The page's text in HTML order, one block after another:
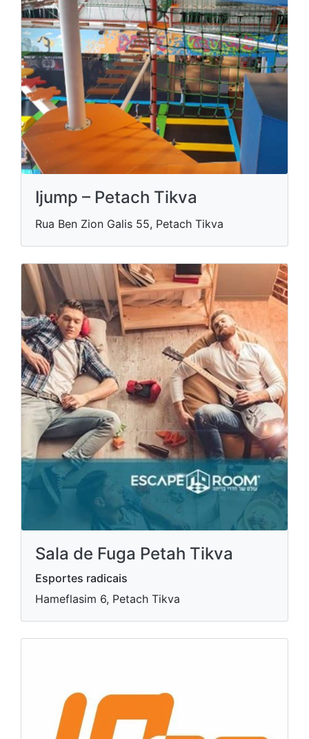
Ijump – Petach Tikva
Rua Ben Zion Galis 55, Petach Tikva
Sala de Fuga Petah Tikva
Esportes radicais
Hameflasim 6, Petach Tikva